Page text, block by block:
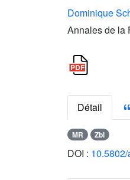
Dominique
Annales de la
Détail
MR Zbl
DOI : 10.5802/